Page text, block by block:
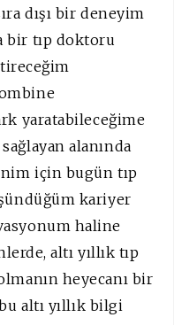
dışı bir deneyim
bir tıp doktoru
yaratabileceğime
alanında
için bugün tıp
kariyer
haline
altı yıllık tıp
heyecanı bir
altı yıllık bilgi